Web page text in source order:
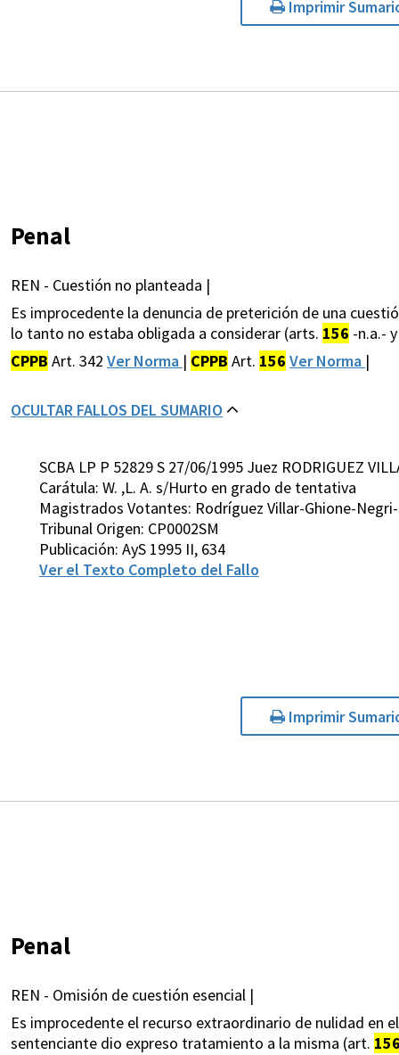
Imprimir
Penal
REN - Cuestión no planteada |
Es improcedente la denuncia de preterición de una
lo tanto no estaba obligada a considerar (arts. 156 -n.a.-
CPPB Art. 342 Ver Norma | CPPB Art. 156 Ver Norma |
OCULTAR FALLOS DEL SUMARIO
SCBA LP P 52829 S 27/06/1995 Juez RODRIGUEZ
Carátula: W. ,L. A. s/Hurto en grado de tentativa
Magistrados Votantes: Rodríguez Villar-Ghione-
Tribunal Origen: CP0002SM
Publicación: AyS 1995 II, 634
Ver el Texto Completo del Fallo
Imprimir
Penal
REN - Omisión de cuestión esencial |
Es improcedente el recurso extraordinario de nulidad en
sentenciante dio expreso tratamiento a la misma (art.